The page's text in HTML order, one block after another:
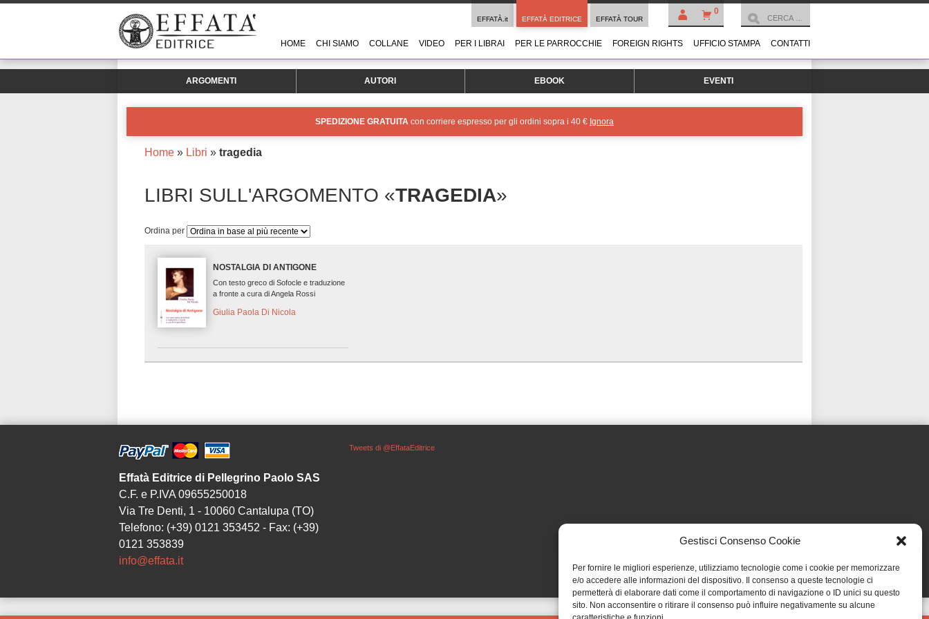
Gestisci Consenso Cookie
Per fornire le migliori esperienze, utilizziamo tecnologie come i cookie per memorizzare
e/o accedere alle informazioni del dispositivo. Il consenso a queste tecnologie ci
permetterà di elaborare dati come il comportamento di navigazione o ID unici su questo
sito. Non acconsentire o ritirare il consenso può influire negativamente su alcune
0
EFFATÀ.it EFFATÀ EDITRICE EFFATÀ TOUR
HOME CHI SIAMO COLLANE VIDEO PER I LIBRAI PER LE PARROCCHIE FOREIGN RIGHTS UFFICIO STAMPA CONTATTI
ARGOMENTI AUTORI EBOOK EVENTI
SPEDIZIONE GRATUITA con corriere espresso per gli ordini sopra i 40 € Ignora
Home » Libri » tragedia
LIBRI SULL'ARGOMENTO «TRAGEDIA»
Ordina per
NOSTALGIA DI ANTIGONE
Con testo greco di Sofocle e traduzione
a fronte a cura di Angela Rossi
Giulia Paola Di Nicola
Effatà Editrice di Pellegrino Paolo SAS
C.F. e P.IVA 09655250018
Via Tre Denti, 1 - 10060 Cantalupa (TO)
Telefono: (+39) 0121 353452 - Fax: (+39)
0121 353839
info@effata.it
Tweets di @EffataEditrice